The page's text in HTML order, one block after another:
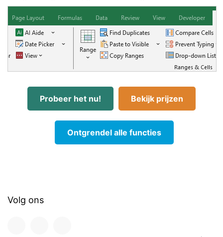
Probeer het nu! Bekijk prijzen
Ontgrendel alle functies
Volg ons